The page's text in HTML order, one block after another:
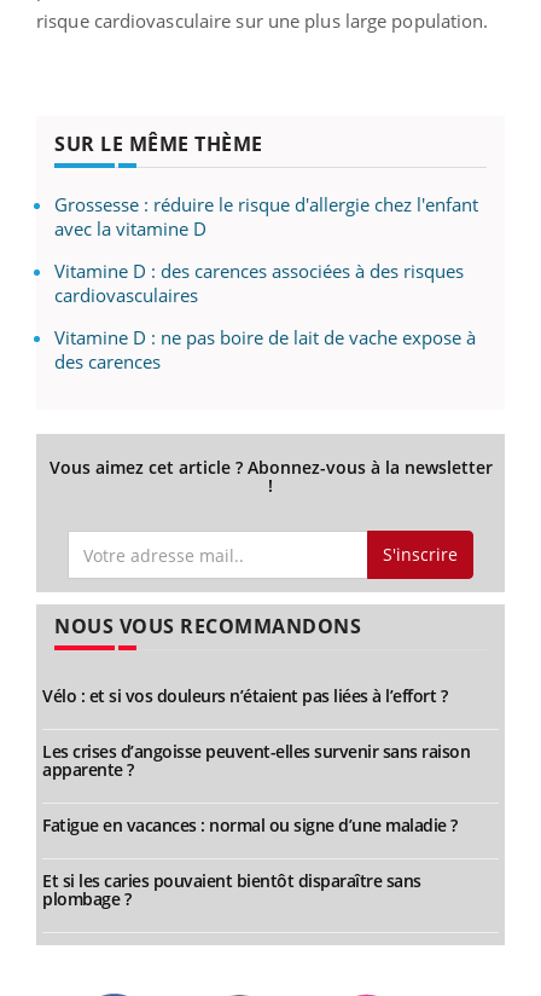
risque cardiovasculaire sur une plus large population.
SUR LE MÊME THÈME
Grossesse : réduire le risque d'allergie chez l'enfant
avec la vitamine D
Vitamine D : des carences associées à des risques
cardiovasculaires
Vitamine D : ne pas boire de lait de vache expose à
des carences
Vous aimez cet article ? Abonnez-vous à la newsletter
!
S'inscrire
NOUS VOUS RECOMMANDONS
Vélo : et si vos douleurs n’étaient pas liées à l’effort ?
Les crises d’angoisse peuvent-elles survenir sans raison
apparente ?
Fatigue en vacances : normal ou signe d’une maladie ?
Et si les caries pouvaient bientôt disparaître sans
plombage ?